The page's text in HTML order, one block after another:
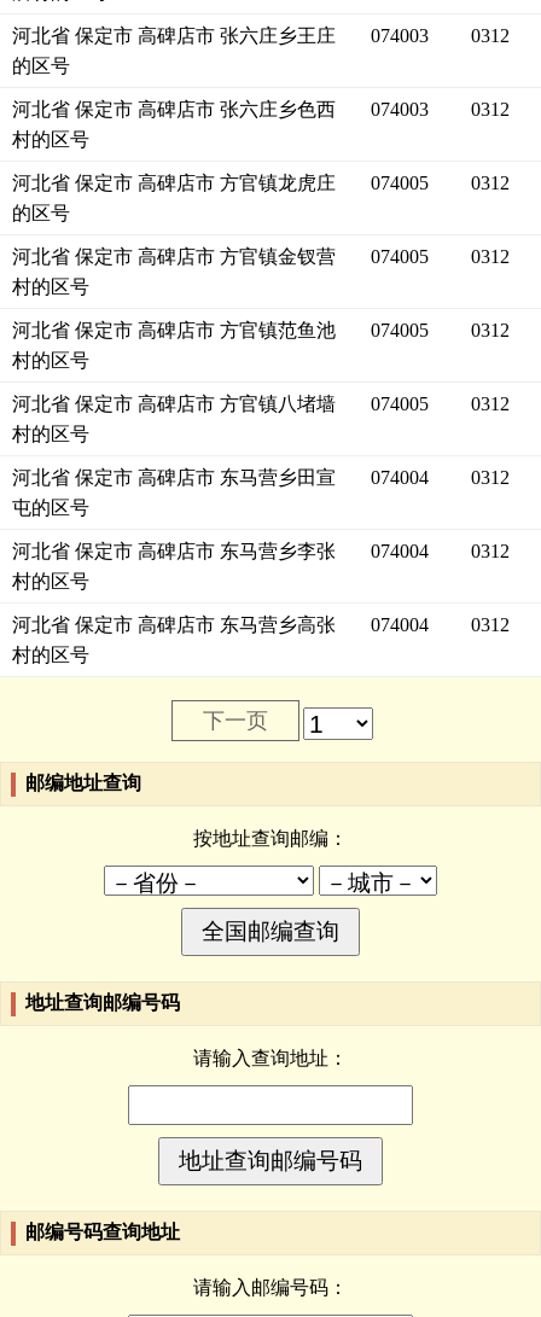
河北省 保定市 高碑店市 张六庄乡王庄
的区号
074003 0312
河北省 保定市 高碑店市 张六庄乡色西
村的区号
074003 0312
河北省 保定市 高碑店市 方官镇龙虎庄
的区号
074005 0312
河北省 保定市 高碑店市 方官镇金钗营
村的区号
074005 0312
河北省 保定市 高碑店市 方官镇范鱼池
村的区号
074005 0312
河北省 保定市 高碑店市 方官镇八堵墙
村的区号
074005 0312
河北省 保定市 高碑店市 东马营乡田宣
屯的区号
074004 0312
河北省 保定市 高碑店市 东马营乡李张
村的区号
074004 0312
河北省 保定市 高碑店市 东马营乡高张
村的区号
074004 0312
下一页
邮编地址查询
按地址查询邮编：
地址查询邮编号码
请输入查询地址：
邮编号码查询地址
请输入邮编号码：